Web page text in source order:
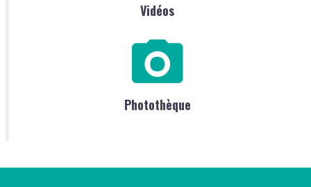
Vidéos
Photothèque